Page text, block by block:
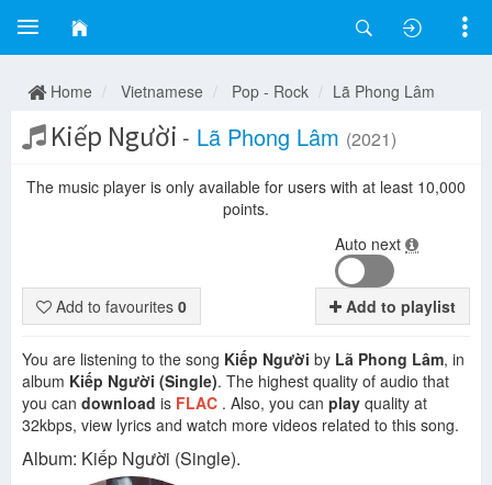
Home Vietnamese Pop - Rock Lã Phong Lâm
Kiếp Người - Lã Phong Lâm (2021)
The music player is only available for users with at least 10,000
points.
Auto next
Add to favourites 0 Add to playlist
You are listening to the song Kiếp Người by Lã Phong Lâm, in
album Kiếp Người (Single). The highest quality of audio that
you can download is FLAC . Also, you can play quality at
32kbps, view lyrics and watch more videos related to this song.
Album: Kiếp Người (Single).